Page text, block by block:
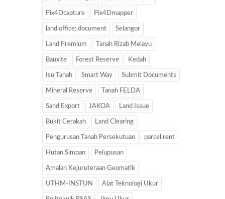
Pix4Dcapture Pix4Dmapper
land office; document Selangor
Land Premium Tanah Rizab Melayu
Bauxite Forest Reserve Kedah
Isu Tanah Smart Way Submit Documents
Mineral Reserve Tanah FELDA
Sand Export JAKOA Land Issue
Bukit Cerakah Land Clearing
Pengurusan Tanah Persekutuan parcel rent
Hutan Simpan Pelupusan
Amalan Kejuruteraan Geomatik
UTHM-INSTUN Alat Teknologi Ukur